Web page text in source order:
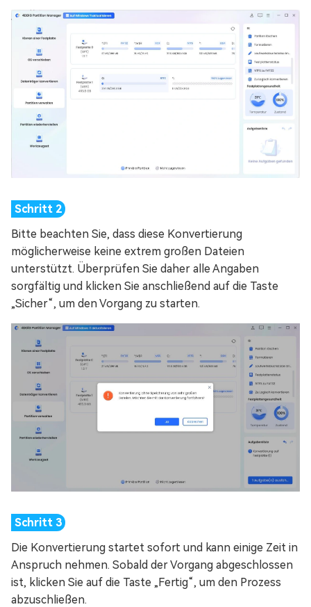
Bitte beachten Sie, dass diese Konvertierung
möglicherweise keine extrem großen Dateien
unterstützt. Überprüfen Sie daher alle Angaben
sorgfältig und klicken Sie anschließend auf die Taste
„Sicher“, um den Vorgang zu starten.
Die Konvertierung startet sofort und kann einige Zeit in
Anspruch nehmen. Sobald der Vorgang abgeschlossen
ist, klicken Sie auf die Taste „Fertig“, um den Prozess
abzuschließen.